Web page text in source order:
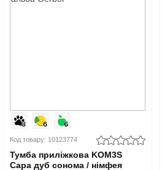
Код товару: 10123774
Тумба приліжкова KOM3S
Сара дуб сонома / нiмфея